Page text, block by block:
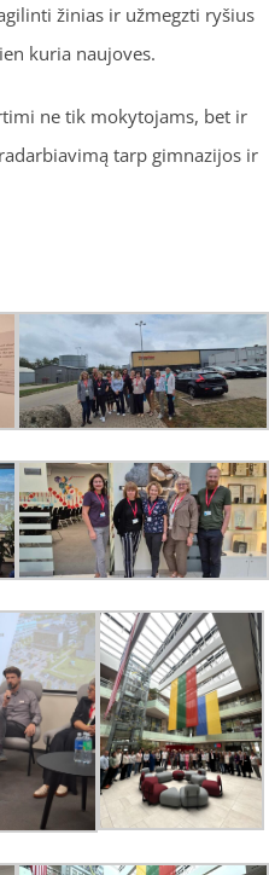
žinias ir užmegzti ryšius
kuria naujoves.
ne tik mokytojams, bet ir
tarp gimnazijos ir